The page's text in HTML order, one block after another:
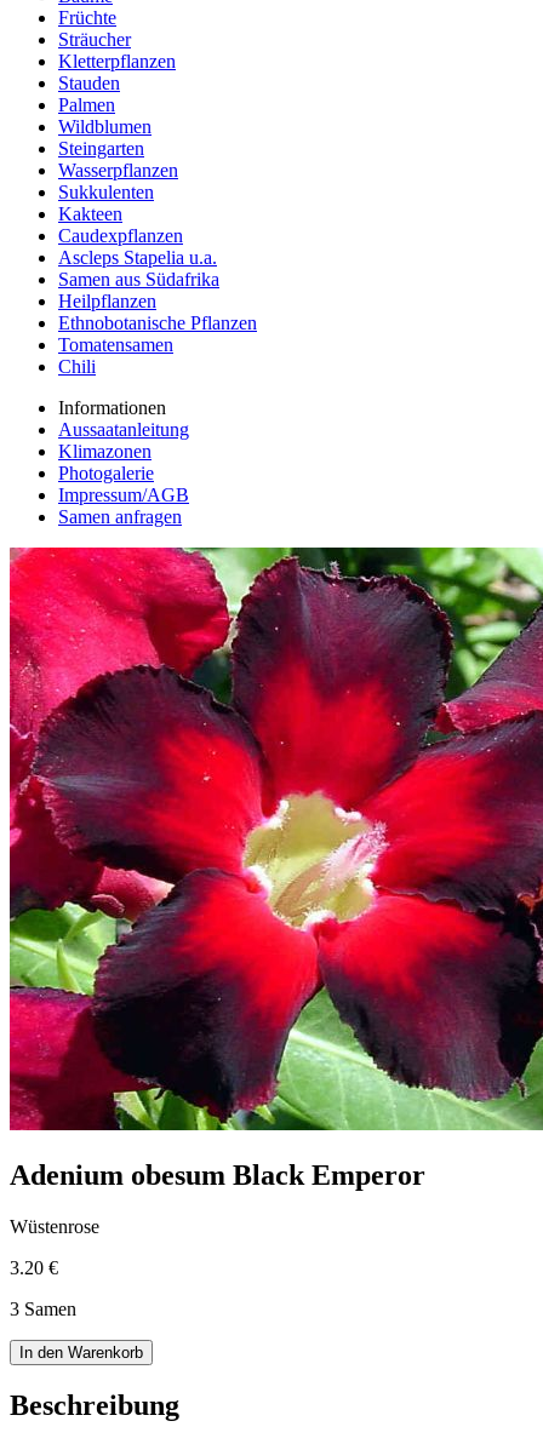
Früchte
Sträucher
Kletterpflanzen
Stauden
Palmen
Wildblumen
Steingarten
Wasserpflanzen
Sukkulenten
Kakteen
Caudexpflanzen
Ascleps Stapelia u.a.
Samen aus Südafrika
Heilpflanzen
Ethnobotanische Pflanzen
Tomatensamen
Chili
Informationen
Aussaatanleitung
Klimazonen
Photogalerie
Impressum/AGB
Samen anfragen
Adenium obesum Black Emperor
Wüstenrose
3.20 €
3 Samen
In den Warenkorb
Beschreibung